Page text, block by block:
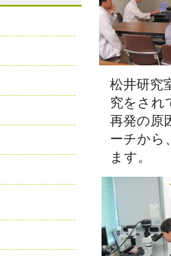
松井研究
究をされ
再発の原
ーチから
ます。